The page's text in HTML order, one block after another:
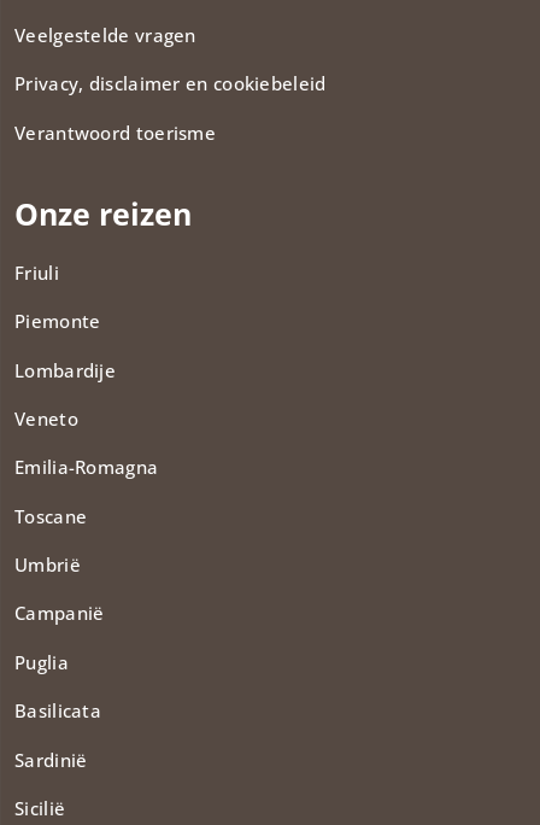
Veelgestelde vragen
Privacy, disclaimer en cookiebeleid
Verantwoord toerisme
Onze reizen
Friuli
Piemonte
Lombardije
Veneto
Emilia-Romagna
Toscane
Umbrië
Campanië
Puglia
Basilicata
Sardinië
Sicilië